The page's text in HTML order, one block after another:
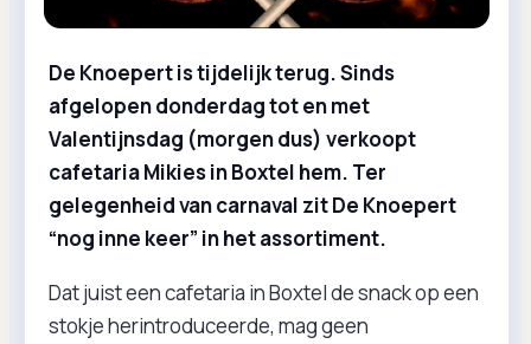
De Knoepert is tijdelijk terug. Sinds
afgelopen donderdag tot en met
Valentijnsdag (morgen dus) verkoopt
cafetaria Mikies in Boxtel hem. Ter
gelegenheid van carnaval zit De Knoepert
“nog inne keer” in het assortiment.
Dat juist een cafetaria in Boxtel de snack op een
stokje herintroduceerde, mag geen